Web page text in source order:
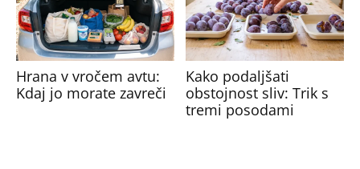
Hrana v vročem avtu:
Kdaj jo morate zavreči
Kako podaljšati
obstojnost sliv: Trik s
tremi posodami